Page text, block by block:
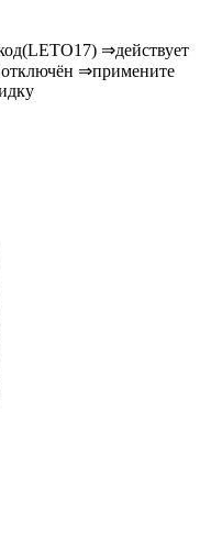
⇒действует
отключён ⇒примените